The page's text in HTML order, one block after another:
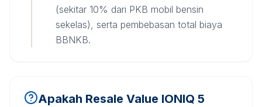
(sekitar 10% dari PKB mobil bensin
sekelas), serta pembebasan total biaya
BBNKB.
Apakah Resale Value IONIQ 5